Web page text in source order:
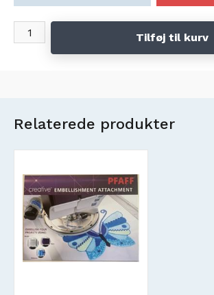
Tilføj til kurv
Relaterede produkter